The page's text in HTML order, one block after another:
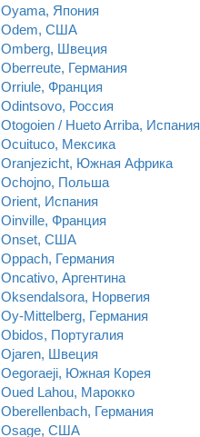
Oyama, Япония
Odem, США
Omberg, Швеция
Oberreute, Германия
Orriule, Франция
Odintsovo, Россия
Otogoien / Hueto Arriba, Испания
Ocuituco, Мексика
Oranjezicht, Южная Африка
Ochojno, Польша
Orient, Испания
Oinville, Франция
Onset, США
Oppach, Германия
Oncativo, Аргентина
Oksendalsora, Норвегия
Oy-Mittelberg, Германия
Obidos, Португалия
Ojaren, Швеция
Oegoraeji, Южная Корея
Oued Lahou, Марокко
Oberellenbach, Германия
Osage, США